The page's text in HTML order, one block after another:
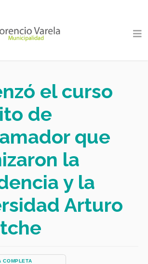
el curso
de
que
la
y la
Arturo
COMPLETA